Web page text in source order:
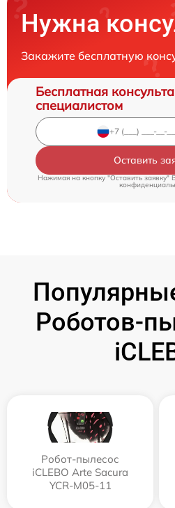
Нужна
Закажите бесплатную
Бесплатная
специалистом
Оставить
Нажимая на кнопку "Оставить заявку"
Роботов-
Робот-пылесос
iCLEBO Arte Sacura
YCR-M05-11